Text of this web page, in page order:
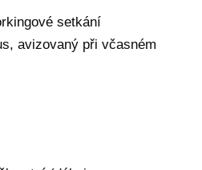
setkání
avizovaný při včasném